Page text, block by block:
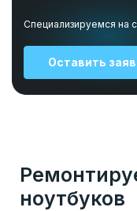
Специализируемся на
Оставить
ноутбуков